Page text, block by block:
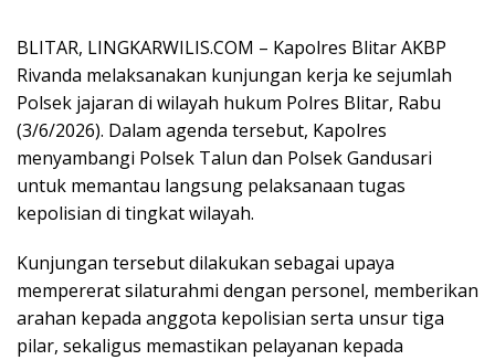
BLITAR, LINGKARWILIS.COM – Kapolres Blitar AKBP
Rivanda melaksanakan kunjungan kerja ke sejumlah
Polsek jajaran di wilayah hukum Polres Blitar, Rabu
(3/6/2026). Dalam agenda tersebut, Kapolres
menyambangi Polsek Talun dan Polsek Gandusari
untuk memantau langsung pelaksanaan tugas
kepolisian di tingkat wilayah.
Kunjungan tersebut dilakukan sebagai upaya
mempererat silaturahmi dengan personel, memberikan
arahan kepada anggota kepolisian serta unsur tiga
pilar, sekaligus memastikan pelayanan kepada